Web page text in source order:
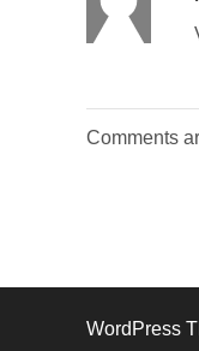
Comments
WordPress